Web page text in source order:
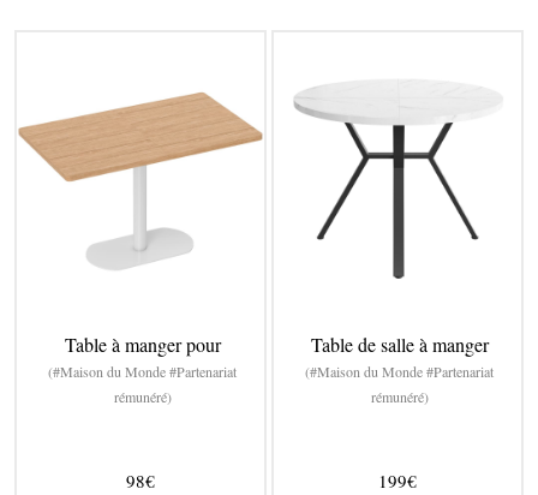
Table à manger pour
(#Maison du Monde #Partenariat
rémunéré)
98€
Table de salle à manger
(#Maison du Monde #Partenariat
rémunéré)
199€